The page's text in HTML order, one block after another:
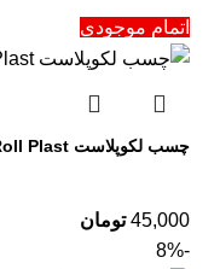
اتمام موجودی
چسب لکوپلاست Roll Plast
45,000 تومان
-8%